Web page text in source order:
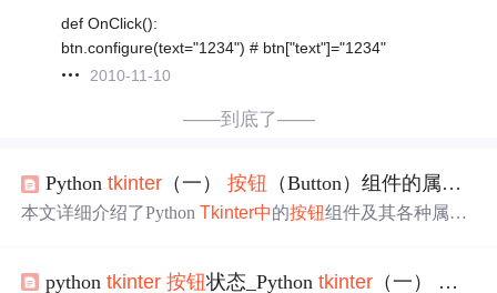
def OnClick():
btn.configure(text="1234") # btn["text"]="1234"
2010-11-10
——到底了——
Pythontkinter （一）按钮 （Button）组件的属性说明及
本文详细介绍了PythonTkinter中的按钮组件及其各种属
pythontkinter 按钮状态_Pythontkinter （一） 按钮